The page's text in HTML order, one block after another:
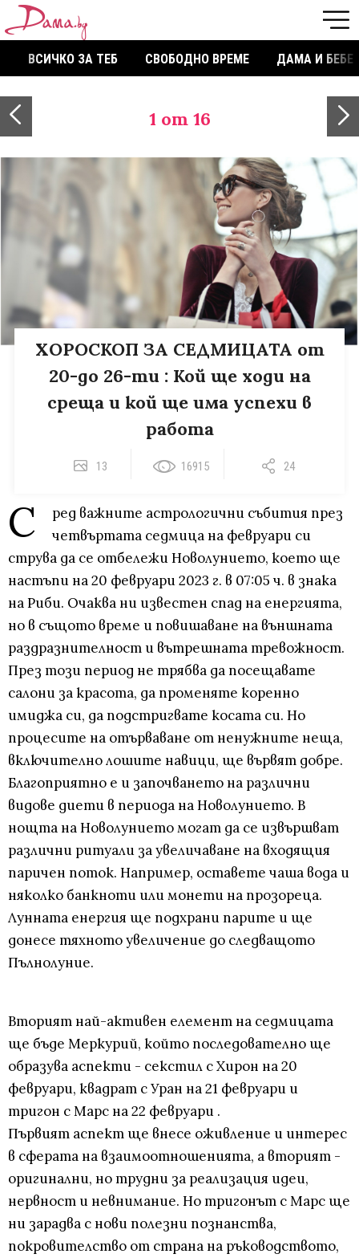
ВСИЧКО ЗА ТЕБ СВОБОДНО ВРЕМЕ ДАМА И БЕБЕ
1 от 16
ХОРОСКОП ЗА СЕДМИЦАТА от
20-до 26-ти : Кой ще ходи на
среща и кой ще има успехи в
работа
13 16915 24
С
ред важните астрологични събития през
четвъртата седмица на февруари си
струва да се отбележи Новолунието, което ще
настъпи на 20 февруари 2023 г. в 07:05 ч. в знака
на Риби. Очаква ни известен спад на енергията,
но в същото време и повишаване на външната
раздразнителност и вътрешната тревожност.
През този период не трябва да посещавате
салони за красота, да променяте коренно
имиджа си, да подстригвате косата си. Но
процесите на отърваване от ненужните неща,
включително лошите навици, ще вървят добре.
Благоприятно е и започването на различни
видове диети в периода на Новолунието. В
нощта на Новолунието могат да се извършват
различни ритуали за увеличаване на входящия
паричен поток. Например, оставете чаша вода и
няколко банкноти или монети на прозореца.
Лунната енергия ще подхрани парите и ще
донесе тяхното увеличение до следващото
Пълнолуние.
Вторият най-активен елемент на седмицата
ще бъде Меркурий, който последователно ще
образува аспекти - секстил с Хирон на 20
февруари, квадрат с Уран на 21 февруари и
тригон с Марс на 22 февруари .
Първият аспект ще внесе оживление и интерес
в сферата на взаимоотношенията, а вторият -
оригинални, но трудни за реализация идеи,
нервност и невнимание. Но тригонът с Марс ще
ни зарадва с нови полезни познанства,
покровителство от страна на ръководството,